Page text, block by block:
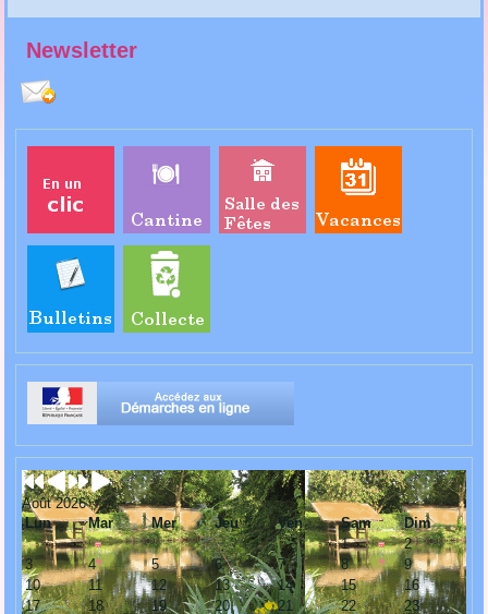
Newsletter
Août 2026
Lun
Mar Mer Jeu Ven Sam
Dim
1
2
3
4 5 6 7 8
9
10
11 12 13 14 15
16
17
18 19 20 21 22 23